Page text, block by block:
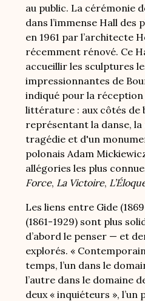
au public. La cérémonie
dans l’immense Hall
en 1961 par l’architecte
récemment rénové. Ce
accueillir les sculptures
impressionnantes de
indiqué pour la réception
littérature : aux côtés de
représentant la danse, la
tragédie et d'un
polonais Adam
allégories les plus
Force, La Victoire,
Les liens entre Gide
(1861-1929) sont plus
d’abord le penser — et
explorés. «
temps, l’un dans le
l’autre dans le domaine
deux « inquiéteurs », l’un